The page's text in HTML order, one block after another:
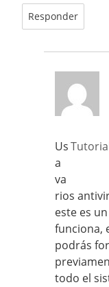
Responder
Us
a
va
rios
este es
funciona,
podrás
todo el